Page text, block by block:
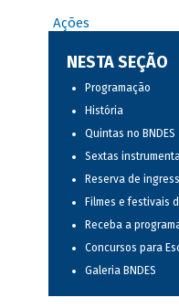
Ações
NESTA SEÇÃO
Programação
História
Quintas no BNDES
Sextas
Reserva de
Filmes e festivais
Receba a
Concursos para
Galeria BNDES